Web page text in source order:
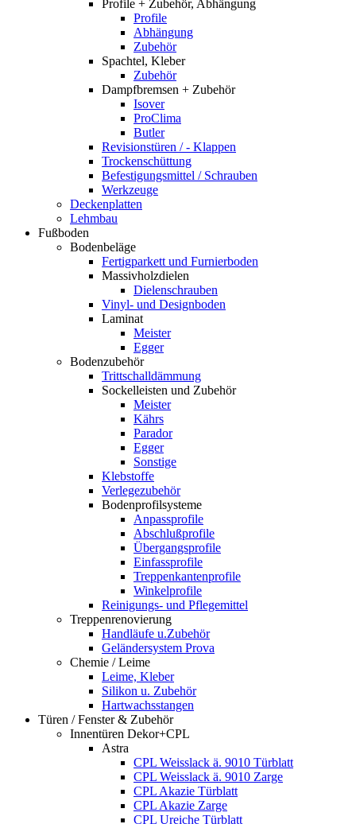
Profile + Zubehör, Abhängung
Profile
Abhängung
Zubehör
Spachtel, Kleber
Zubehör
Dampfbremsen + Zubehör
Isover
ProClima
Butler
Revisionstüren / - Klappen
Trockenschüttung
Befestigungsmittel / Schrauben
Werkzeuge
Deckenplatten
Lehmbau
Fußboden
Bodenbeläge
Fertigparkett und Furnierboden
Massivholzdielen
Dielenschrauben
Vinyl- und Designboden
Laminat
Meister
Egger
Bodenzubehör
Trittschalldämmung
Sockelleisten und Zubehör
Meister
Kährs
Parador
Egger
Sonstige
Klebstoffe
Verlegezubehör
Bodenprofilsysteme
Anpassprofile
Abschlußprofile
Übergangsprofile
Einfassprofile
Treppenkantenprofile
Winkelprofile
Reinigungs- und Pflegemittel
Treppenrenovierung
Handläufe u.Zubehör
Geländersystem Prova
Chemie / Leime
Leime, Kleber
Silikon u. Zubehör
Hartwachsstangen
Türen / Fenster & Zubehör
Innentüren Dekor+CPL
Astra
CPL Weisslack ä. 9010 Türblatt
CPL Weisslack ä. 9010 Zarge
CPL Akazie Türblatt
CPL Akazie Zarge
CPL Ureiche Türblatt